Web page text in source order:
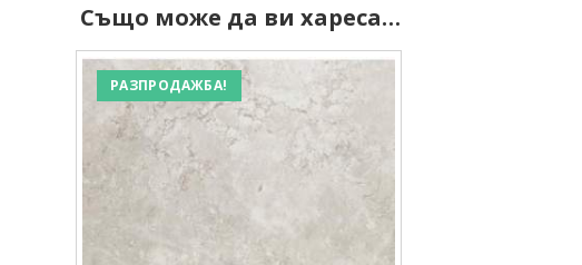
Също може да ви хареса…
РАЗПРОДАЖБА!